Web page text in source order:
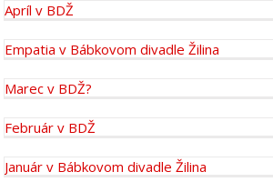
Apríl v BDŽ
Empatia v Bábkovom divadle Žilina
Marec v BDŽ?
Február v BDŽ
Január v Bábkovom divadle Žilina